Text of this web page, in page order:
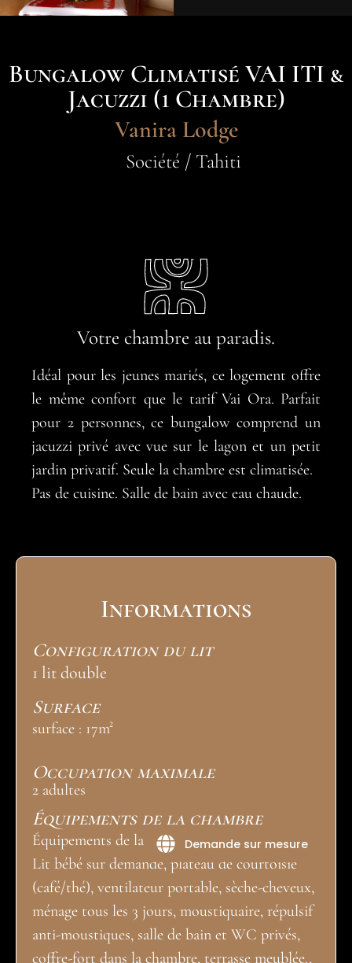
Bungalow Climatisé VAI ITI &
Jacuzzi (1 Chambre)
Vanira Lodge
Société / Tahiti
Votre chambre au paradis.
Idéal pour les jeunes mariés, ce logement offre
le même confort que le tarif Vai Ora. Parfait
pour 2 personnes, ce bungalow comprend un
jacuzzi privé avec vue sur le lagon et un petit
jardin privatif. Seule la chambre est climatisée.
Pas de cuisine. Salle de bain avec eau chaude.
Informations
Configuration du lit
1 lit double
Surface
surface : 17m²
Occupation maximale
2 adultes
Équipements de la chambre
Équipements de la chambre
Lit bébé sur demande, plateau de courtoisie
(café/thé), ventilateur portable, sèche-cheveux,
ménage tous les 3 jours, moustiquaire, répulsif
anti-moustiques, salle de bain et WC privés,
coffre-fort dans la chambre, terrasse meublée.,
Demande sur mesure